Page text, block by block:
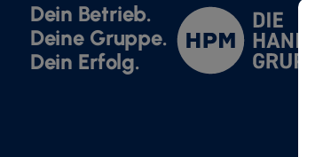
Dein Betrieb.
Deine Gruppe.
Dein Erfolg.